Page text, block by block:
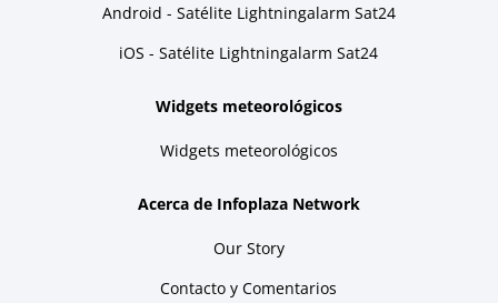
Android - Satélite Lightningalarm Sat24
iOS - Satélite Lightningalarm Sat24
Widgets meteorológicos
Widgets meteorológicos
Acerca de Infoplaza Network
Our Story
Contacto y Comentarios